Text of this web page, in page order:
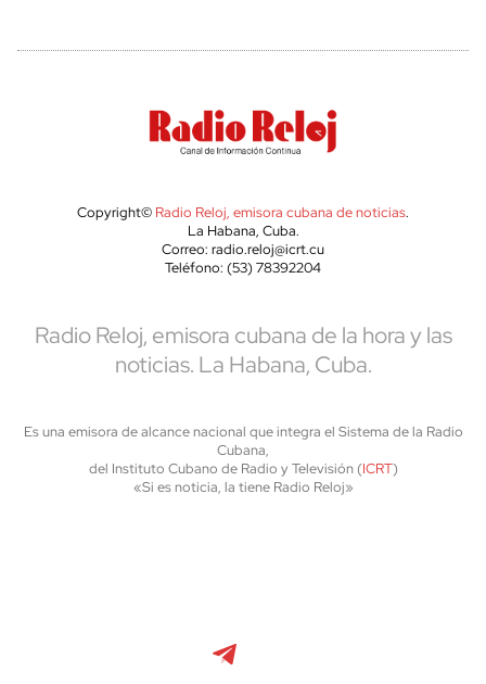
Copyright© Radio Reloj, emisora cubana de noticias.
La Habana, Cuba.
Correo: radio.reloj@icrt.cu
Teléfono: (53) 78392204
Radio Reloj, emisora cubana de la hora y las
noticias. La Habana, Cuba.
Es una emisora de alcance nacional que integra el Sistema de la Radio
Cubana,
del Instituto Cubano de Radio y Televisión (ICRT)
«Si es noticia, la tiene Radio Reloj»